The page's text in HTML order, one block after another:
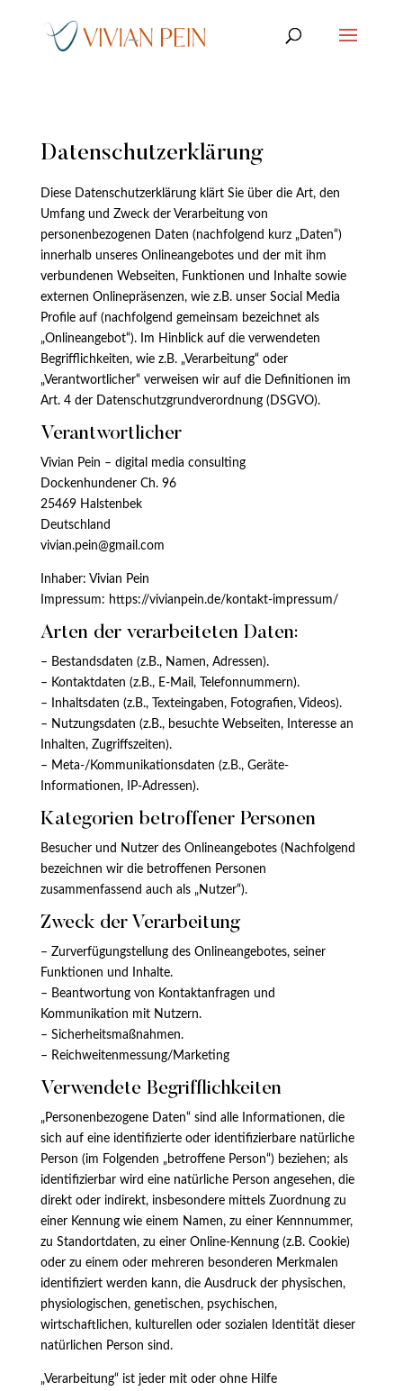
Datenschutzerklärung
Diese Datenschutzerklärung klärt Sie über die Art, den
Umfang und Zweck der Verarbeitung von
personenbezogenen Daten (nachfolgend kurz „Daten“)
innerhalb unseres Onlineangebotes und der mit ihm
verbundenen Webseiten, Funktionen und Inhalte sowie
externen Onlinepräsenzen, wie z.B. unser Social Media
Profile auf (nachfolgend gemeinsam bezeichnet als
„Onlineangebot“). Im Hinblick auf die verwendeten
Begrifflichkeiten, wie z.B. „Verarbeitung“ oder
„Verantwortlicher“ verweisen wir auf die Definitionen im
Art. 4 der Datenschutzgrundverordnung (DSGVO).
Verantwortlicher
Vivian Pein – digital media consulting
Dockenhundener Ch. 96
25469 Halstenbek
Deutschland
vivian.pein@gmail.com
Inhaber: Vivian Pein
Impressum: https://vivianpein.de/kontakt-impressum/
Arten der verarbeiteten Daten:
– Bestandsdaten (z.B., Namen, Adressen).
– Kontaktdaten (z.B., E-Mail, Telefonnummern).
– Inhaltsdaten (z.B., Texteingaben, Fotografien, Videos).
– Nutzungsdaten (z.B., besuchte Webseiten, Interesse an
Inhalten, Zugriffszeiten).
– Meta-/Kommunikationsdaten (z.B., Geräte-
Informationen, IP-Adressen).
Kategorien betroffener Personen
Besucher und Nutzer des Onlineangebotes (Nachfolgend
bezeichnen wir die betroffenen Personen
zusammenfassend auch als „Nutzer“).
Zweck der Verarbeitung
– Zurverfügungstellung des Onlineangebotes, seiner
Funktionen und Inhalte.
– Beantwortung von Kontaktanfragen und
Kommunikation mit Nutzern.
– Sicherheitsmaßnahmen.
– Reichweitenmessung/Marketing
Verwendete Begrifflichkeiten
„Personenbezogene Daten“ sind alle Informationen, die
sich auf eine identifizierte oder identifizierbare natürliche
Person (im Folgenden „betroffene Person“) beziehen; als
identifizierbar wird eine natürliche Person angesehen, die
direkt oder indirekt, insbesondere mittels Zuordnung zu
einer Kennung wie einem Namen, zu einer Kennnummer,
zu Standortdaten, zu einer Online-Kennung (z.B. Cookie)
oder zu einem oder mehreren besonderen Merkmalen
identifiziert werden kann, die Ausdruck der physischen,
physiologischen, genetischen, psychischen,
wirtschaftlichen, kulturellen oder sozialen Identität dieser
natürlichen Person sind.
„Verarbeitung“ ist jeder mit oder ohne Hilfe